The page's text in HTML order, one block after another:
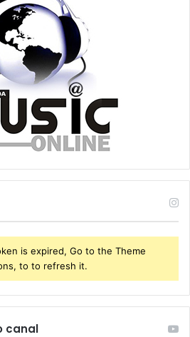
is expired, Go to the Theme
to to refresh it.
canal